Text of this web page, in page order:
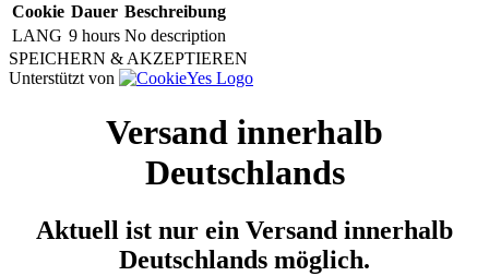
Cookie Dauer Beschreibung
LANG 9 hours No description
SPEICHERN & AKZEPTIEREN
Unterstützt von
Versand innerhalb
Deutschlands
Aktuell ist nur ein Versand innerhalb
Deutschlands möglich.